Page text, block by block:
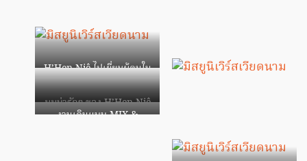
H’Hen Niê ไปเยี่ยมผู้คนใน
ชุมชน
มุมน่ารักๆ ของ H’Hen Niê
งานเดินแบบ MIX &